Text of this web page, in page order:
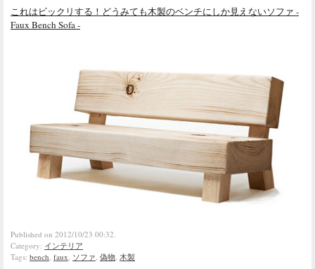
これはビックリする！どうみても木製のベンチにしか見えないソファ -
Faux Bench Sofa -
Published on 2012/10/23 00:32.
Category: インテリア
Tags: bench, faux, ソファ, 偽物, 木製